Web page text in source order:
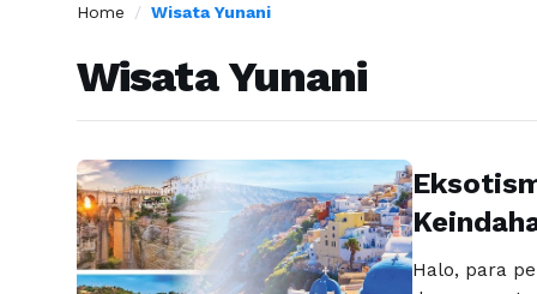
Home / Wisata Yunani
Wisata Yunani
Halo, para